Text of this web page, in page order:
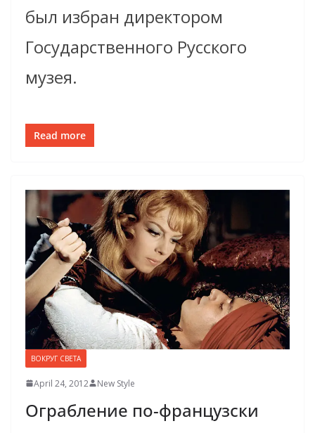
был избран директором
Государственного Русского
музея.
Read more
ВОКРУГ СВЕТА
April 24, 2012 New Style
Ограбление по-французски